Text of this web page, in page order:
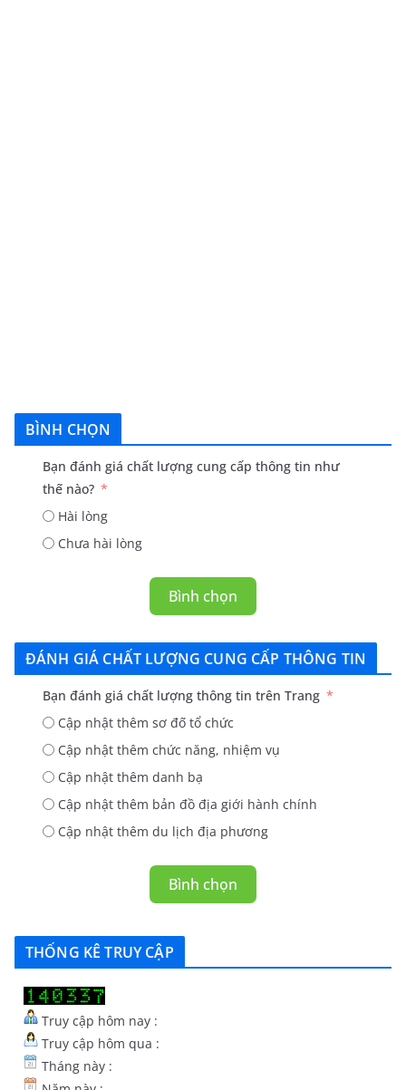
BÌNH CHỌN
Bạn đánh giá chất lượng cung cấp thông tin như
thế nào?
Hài lòng
Chưa hài lòng
Bình chọn
ĐÁNH GIÁ CHẤT LƯỢNG CUNG CẤP THÔNG TIN
Bạn đánh giá chất lượng thông tin trên Trang
Cập nhật thêm sơ đố tổ chức
Cập nhật thêm chức năng, nhiệm vụ
Cập nhật thêm danh bạ
Cập nhật thêm bản đồ địa giới hành chính
Cập nhật thêm du lịch địa phương
Bình chọn
THỐNG KÊ TRUY CẬP
Truy cập hôm nay :
Truy cập hôm qua :
Tháng này :